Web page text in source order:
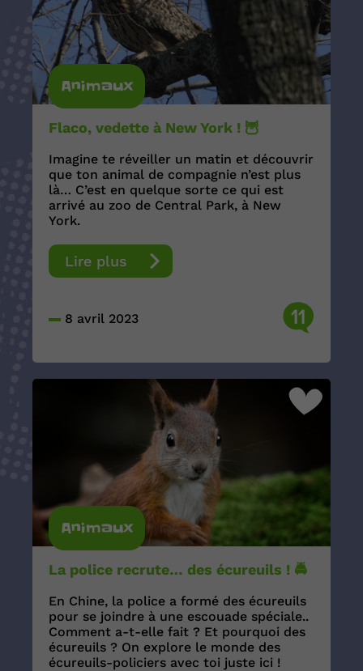
Animaux
Flaco, vedette à New York ! 🦉
Imagine te réveiller un matin et découvrir
que ton animal de compagnie n’est plus
là… C’est en quelque sorte ce qui est
arrivé au zoo de Central Park, à New
York.
Lire plus
8 avril 2023 11
Animaux
La police recrute… des écureuils ! 🚔
En Chine, la police a formé des écureuils
pour se joindre à une escouade spéciale..
Comment a-t-elle fait ? Et pourquoi des
écureuils ? On explore le monde des
écureuils-policiers avec toi juste ici !